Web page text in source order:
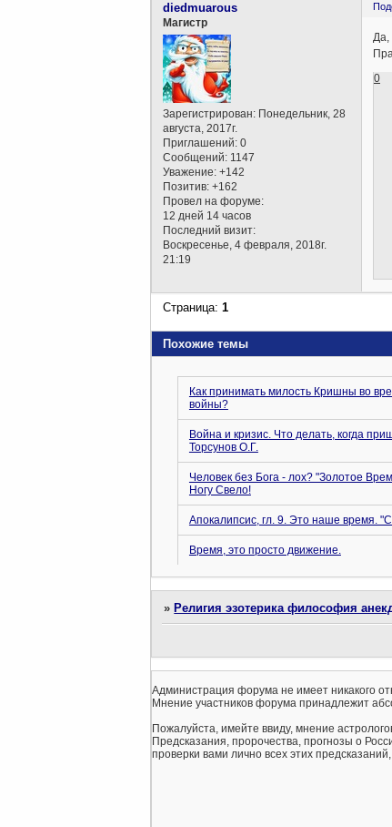
diedmuarous
Магистр
Зарегистрирован: Понедельник, 28
августа, 2017г.
Приглашений: 0
Сообщений: 1147
Уважение: +142
Позитив: +162
Провел на форуме:
12 дней 14 часов
Последний визит:
Воскресенье, 4 февраля, 2018г.
21:19
Да,
0
Страница:1
Похожие темы
Как принимать милость Кришны во
войны?
Война и кризис. Что делать, когда
Торсунов О.Г.
Человек без Бога - лох? "Золотое
Ногу Свело!
Апокалипсис, гл. 9. Это наше время.
Время, это просто движение.
» Религия эзотерика философия
Администрация форума не имеет никакого
Мнение участников форума принадлежит
Пожалуйста, имейте ввиду, мнение
Предсказания, пророчества, прогнозы о
проверки вами лично всех этих